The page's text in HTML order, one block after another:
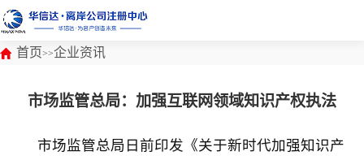
首页>>企业资讯
市场监管总局：加强互联网领域知识产权执法
市场监管总局日前印发《关于新时代加强知识产